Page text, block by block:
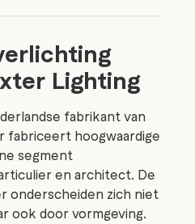
Lighting
fabrikant van
fabriceert hoogwaardige
segment
en architect. De
onderscheiden zich niet
ook door vormgeving.